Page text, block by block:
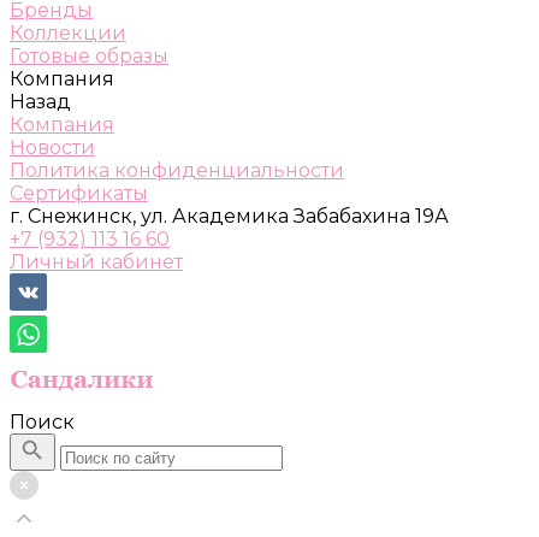
Бренды
Коллекции
Готовые образы
Компания
Назад
Компания
Новости
Политика конфиденциальности
Сертификаты
г. Снежинск, ул. Академика Забабахина 19А
+7 (932) 113 16 60
Личный кабинет
Поиск